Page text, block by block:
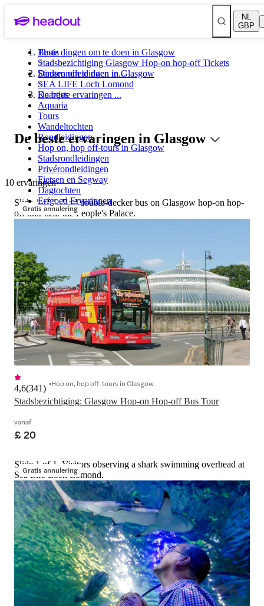
NL
GBP
Beste dingen om te doen in Glasgow
Stadsbezichtiging Glasgow Hop-on hop-off Tickets
Stadsrondleidingen in Glasgow
SEA LIFE Loch Lomond
Kaartjes
Aquaria
Tours
Wandeltochten
Rondleidingen
Hop on, hop off-tours in Glasgow
Stadsrondleidingen
Privérondleidingen
Fietsen en Segway
Dagtochten
Erfgoed Ervaringen
Thuis
Dingen om te doen in...
De beste ervaringen ...
De beste ervaringen in Glasgow
10 ervaringen
Gratis annulering
Slide 1 of 1, Red double-decker bus on Glasgow hop-on hop-
off tour near the People's Palace.
Stadsbezichtiging: Glasgow Hop-on Hop-off Bus Tour
4,6(341) Hop on, hop off-tours in Glasgow
vanaf
£ 20
Gratis annulering
Slide 1 of 1, Visitors observing a shark swimming overhead at
Sea Life Loch Lomond.